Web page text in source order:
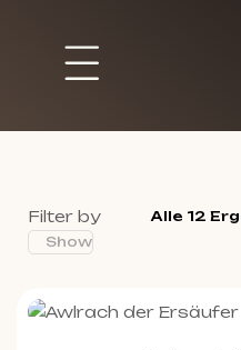
Filter by
Alle 12
Show